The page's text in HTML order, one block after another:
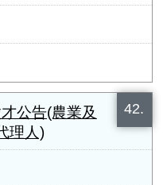
42.
公告(農業及
理人)